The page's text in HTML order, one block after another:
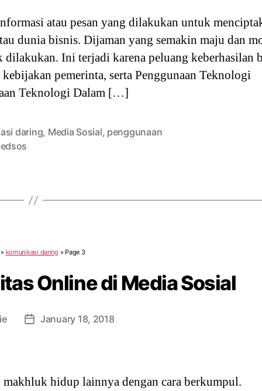
atau pesan yang dilakukan untuk
dunia bisnis. Dijaman yang semakin maju dan
Ini terjadi karena peluang keberhasilan
pemerinta, serta Penggunaan Teknologi
Teknologi Dalam […]
daring, Media Sosial, penggunaan
komunikasi daring » Page 3
Online di Media Sosial
PostJanuary 18, 2018
hidup lainnya dengan cara berkumpul.